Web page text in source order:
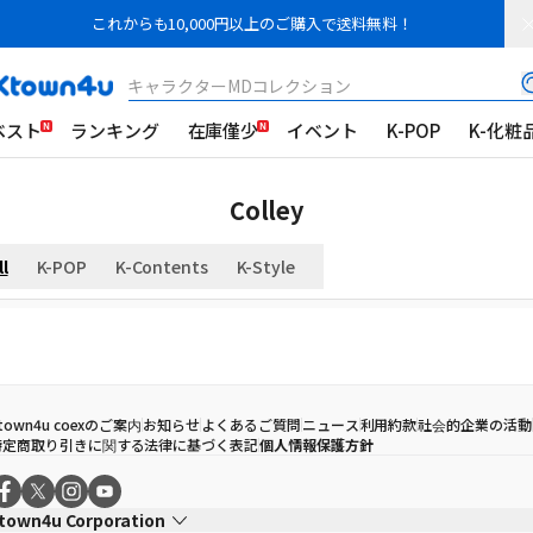
これからも10,000円以上のご購入で送料無料！
キャラクターMDコレクション
スト ランキング 在庫僅少 イベント K-POP K-化粧
Colley
K-POP K-Contents K-Style
coexのご案内お知らせよくあるご質問ニュース利用約款社会的企業の活動
商取り引きに関する法律に基づく表記個人情報保護方針
Corporation